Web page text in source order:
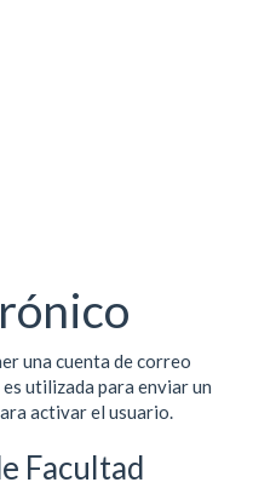
una cuenta de correo
utilizada para enviar un
activar el usuario.
Facultad